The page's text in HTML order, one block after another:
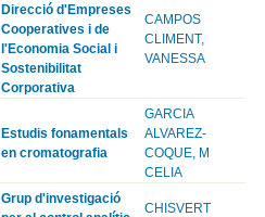
Direcció d'Empreses
Cooperatives i de
l'Economia Social i
Sostenibilitat
Corporativa
CAMPOS
CLIMENT,
VANESSA
Estudis fonamentals
en cromatografia
GARCIA
ALVAREZ-
COQUE, M
CELIA
Grup d'investigació
CHISVERT